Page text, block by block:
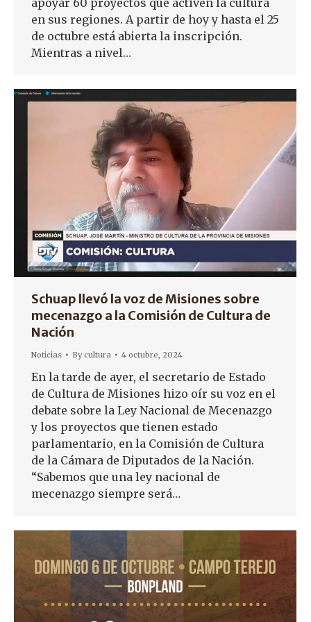
apoyar 60 proyectos que activen la cultura
en sus regiones. A partir de hoy y hasta el 25
de octubre está abierta la inscripción.
Mientras a nivel…
Schuap llevó la voz de Misiones sobre
mecenazgo a la Comisión de Cultura de
Nación
Noticias Bycultura 4 octubre, 2024
En la tarde de ayer, el secretario de Estado
de Cultura de Misiones hizo oír su voz en el
debate sobre la Ley Nacional de Mecenazgo
y los proyectos que tienen estado
parlamentario, en la Comisión de Cultura
de la Cámara de Diputados de la Nación.
“Sabemos que una ley nacional de
mecenazgo siempre será…